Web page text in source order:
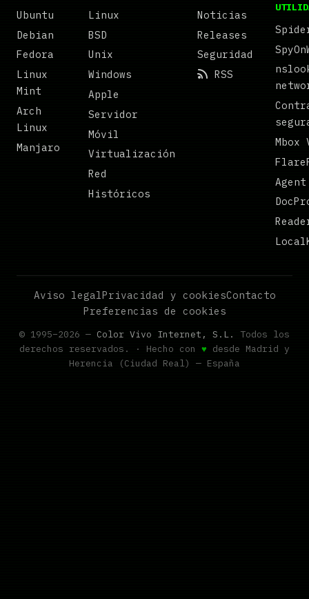
Ubuntu
Debian
Fedora
Linux
Mint
Arch
Linux
Manjaro
Linux
BSD
Unix
Windows
Apple
Servidor
Móvil
Virtualización
Red
Históricos
Noticias
Releases
Seguridad
RSS
Mbox
Agent
Aviso legalPrivacidad y cookiesContacto
Preferencias de cookies
© 1995–2026 — Color Vivo Internet, S.L.
Todos los
derechos reservados. · Hecho con ♥ desde Madrid y
Herencia (Ciudad Real) — España